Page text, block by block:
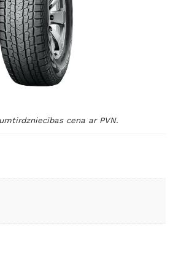
cena ar PVN.